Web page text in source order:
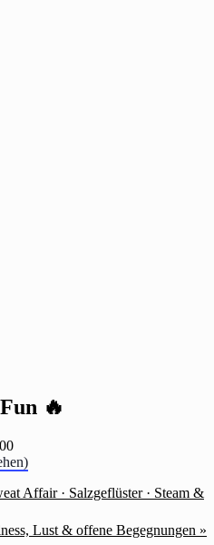
🔥
Affair · Salzgeflüster · Steam &
Lust & offene Begegnungen »